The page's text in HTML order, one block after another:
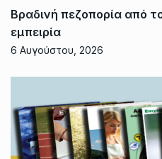
Βραδινή πεζοπορία από
εμπειρία
6 Αυγούστου, 2026